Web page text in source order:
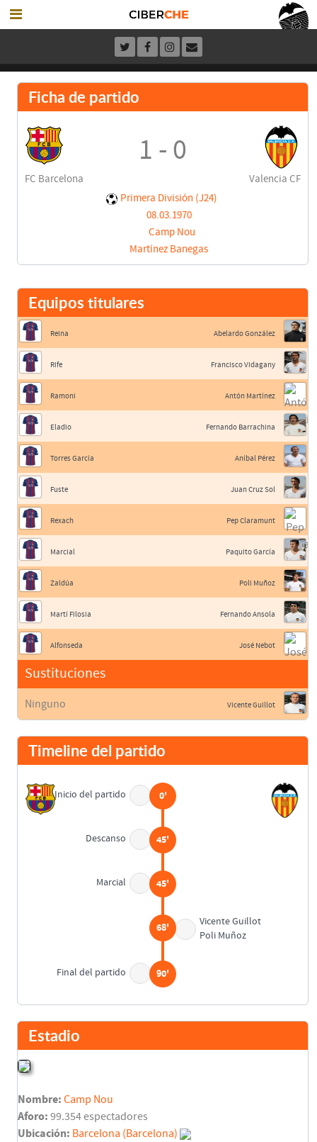
Ficha de partido
FC Barcelona
1 - 0
Valencia CF
Primera División (J24)
08.03.1970
Camp Nou
Martínez Banegas
Equipos titulares
Reina
Rife
Ramoni
Eladio
Torres García
Fuste
Rexach
Marcial
Zaldúa
Martí Filosia
Alfonseda
Sustituciones
Ninguno
Abelardo González
Francisco Vidagany
Antón Martínez
Fernando Barrachina
Aníbal Pérez
Juan Cruz Sol
Pep Claramunt
Paquito García
Poli Muñoz
Fernando Ansola
José Nebot
Vicente Guillot
Timeline del partido
Inicio del partido 0'
Descanso 45'
Marcial 45'
Vicente Guillot
Poli Muñoz
68'
Final del partido 90'
Estadio
Nombre: Camp Nou
Aforo: 99.354 espectadores
Ubicación: Barcelona (Barcelona)